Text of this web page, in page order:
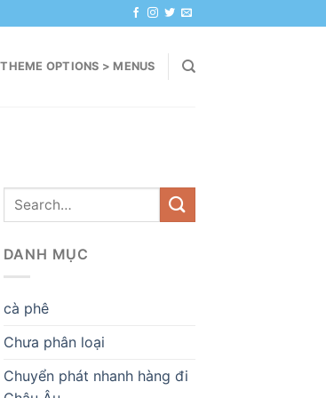
OPTIONS > MENUS
DANH MỤC
cà phê
Chưa phân loại
Chuyển phát nhanh hàng đi